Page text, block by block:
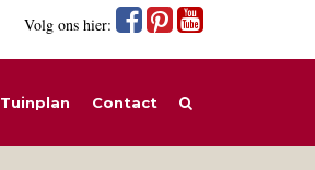
Volg ons hier:
Tuinplan Contact